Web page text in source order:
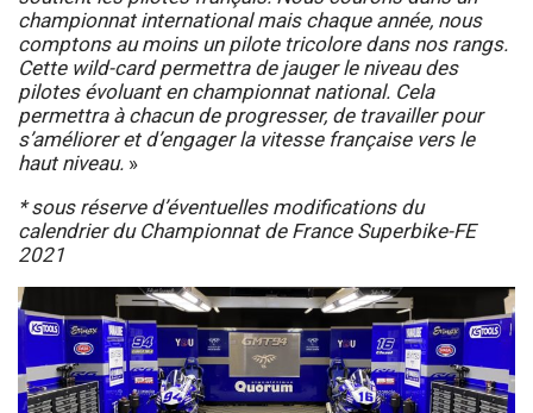
championnat international mais chaque année, nous
comptons au moins un pilote tricolore dans nos rangs.
Cette wild-card permettra de jauger le niveau des
pilotes évoluant en championnat national. Cela
permettra à chacun de progresser, de travailler pour
s’améliorer et d’engager la vitesse française vers le
haut niveau. »
* sous réserve d’éventuelles modifications du
calendrier du Championnat de France Superbike-FE
2021